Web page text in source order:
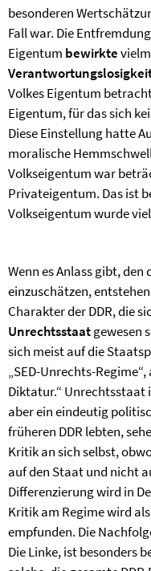
besonderen
Fall war. Die
Eigentum bewirkte
Volkes Eigentum
Eigentum, für das sich
Diese Einstellung hatte
moralische
Volkseigentum war
Privateigentum. Das ist
Volkseigentum wurde
Wenn es Anlass gibt,
einzuschätzen,
Charakter der DDR, die
Unrechtsstaatgewesen
sich meist auf die
„SED-Unrechts-
Diktatur.“ Unrechtsstaat
aber ein eindeutig
früheren DDR lebten,
Kritik an sich selbst,
auf den Staat und nicht
Differenzierung wird in
Kritik am Regime wird
empfunden. Die
Die Linke, ist besonders